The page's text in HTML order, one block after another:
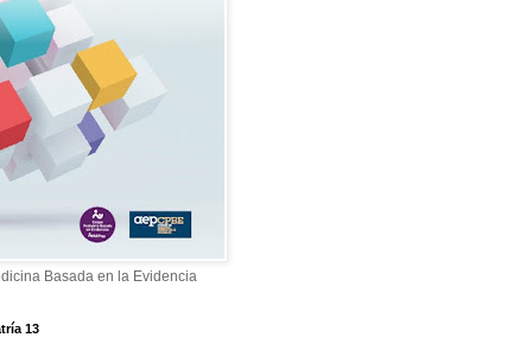
Basada en la Evidencia
13